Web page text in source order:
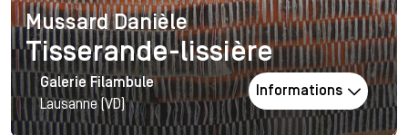
Mussard Danièle
Mussard Danièle
Tisserande-lissière
Galerie Filambule
Lausanne (VD)
Informations